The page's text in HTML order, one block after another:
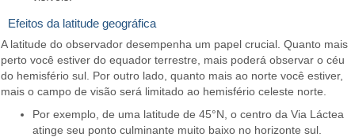
Efeitos da latitude geográfica
A latitude do observador desempenha um papel crucial. Quanto mais
perto você estiver do equador terrestre, mais poderá observar o céu
do hemisfério sul. Por outro lado, quanto mais ao norte você estiver,
mais o campo de visão será limitado ao hemisfério celeste norte.
Por exemplo, de uma latitude de 45°N, o centro da Via Láctea
atinge seu ponto culminante muito baixo no horizonte sul.